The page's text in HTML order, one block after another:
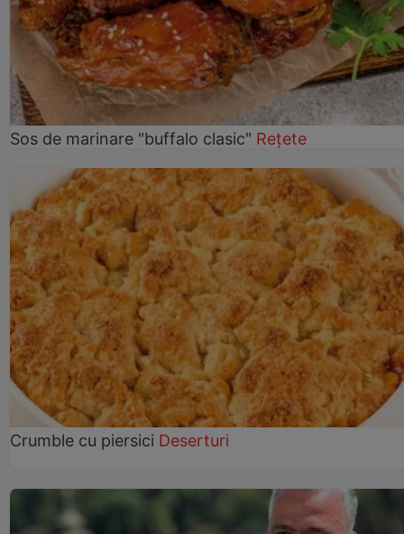
Sos de marinare "buffalo clasic" Rețete
Crumble cu piersici Deserturi